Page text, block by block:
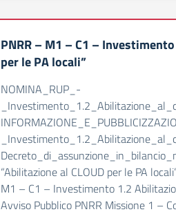
PNRR – M1 – C1 – Investimento
per le PA locali”
NOMINA_RUP_-
“Abilitazione al CLOUD per le PA
M1 – C1 – Investimento 1.2
Avviso Pubblico PNRR Missione 1 –